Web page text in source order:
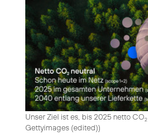
Unser Ziel ist es, bis 2025 netto CO2
Gettyimages (edited))